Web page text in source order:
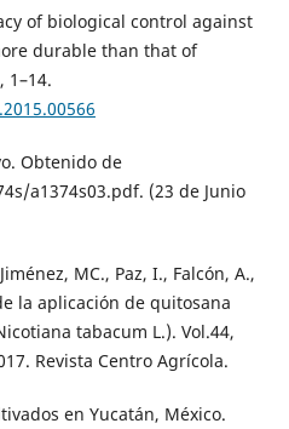
of biological control against
durable than that of
1–14.
Obtenido de
a1374s03.pdf. (23 de Junio
MC., Paz, I., Falcón, A.,
la aplicación de quitosana
tabacum L.). Vol.44,
Revista Centro Agrícola.
en Yucatán, México.